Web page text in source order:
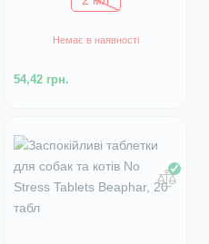
Немає в наявності
54,42 грн.